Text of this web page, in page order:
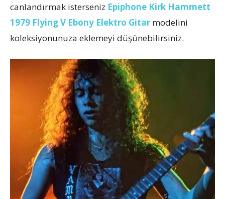
canlandırmak isterseniz Epiphone Kirk Hammett
1979 Flying V Ebony Elektro Gitar modelini
koleksiyonunuza eklemeyi düşünebilirsiniz.